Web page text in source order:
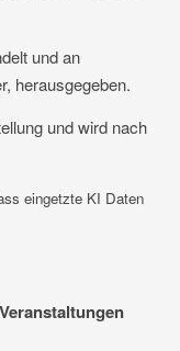
und an
herausgegeben.
und wird nach
eingetzte KI Daten